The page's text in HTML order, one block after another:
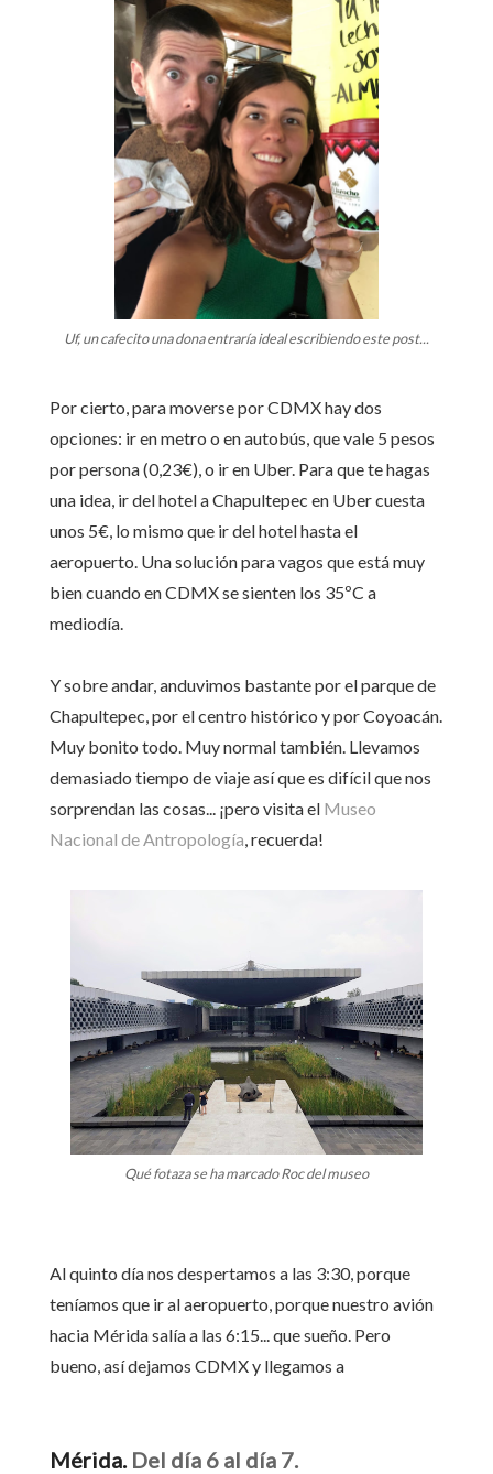
Uf, un cafecito una dona entraría ideal escribiendo este post...
Por cierto, para moverse por CDMX hay dos
opciones: ir en metro o en autobús, que vale 5 pesos
por persona (0,23€), o ir en Uber. Para que te hagas
una idea, ir del hotel a Chapultepec en Uber cuesta
unos 5€, lo mismo que ir del hotel hasta el
aeropuerto. Una solución para vagos que está muy
bien cuando en CDMX se sienten los 35ºC a
mediodía.
Y sobre andar, anduvimos bastante por el parque de
Chapultepec, por el centro histórico y por Coyoacán.
Muy bonito todo. Muy normal también. Llevamos
demasiado tiempo de viaje así que es difícil que nos
sorprendan las cosas... ¡pero visita el Museo
Nacional de Antropología, recuerda!
Qué fotaza se ha marcado Roc del museo
Al quinto día nos despertamos a las 3:30, porque
teníamos que ir al aeropuerto, porque nuestro avión
hacia Mérida salía a las 6:15... que sueño. Pero
bueno, así dejamos CDMX y llegamos a
Mérida. Del día 6 al día 7.